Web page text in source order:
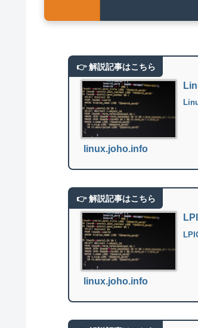
linux.joho.info
linux.joho.info